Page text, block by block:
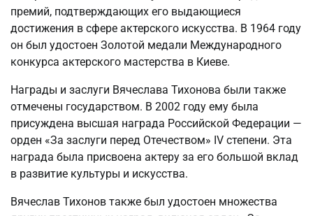
премий, подтверждающих его выдающиеся
достижения в сфере актерского искусства. В 1964 году
он был удостоен Золотой медали Международного
конкурса актерского мастерства в Киеве.
Награды и заслуги Вячеслава Тихонова были также
отмечены государством. В 2002 году ему была
присуждена высшая награда Российской Федерации —
орден «За заслуги перед Отечеством» IV степени. Эта
награда была присвоена актеру за его большой вклад
в развитие культуры и искусства.
Вячеслав Тихонов также был удостоен множества